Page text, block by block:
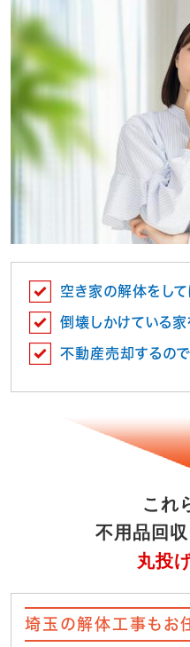
空き家の解体をして
倒壊しかけている
不動産売却するの
これ
不用品回
丸投
埼玉の解体工事もお